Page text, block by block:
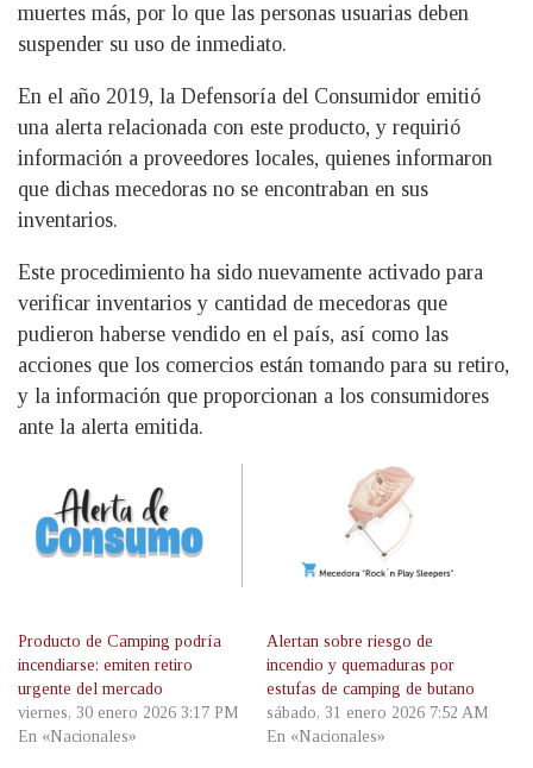
muertes más, por lo que las personas usuarias deben
suspender su uso de inmediato.
En el año 2019, la Defensoría del Consumidor emitió
una alerta relacionada con este producto, y requirió
información a proveedores locales, quienes informaron
que dichas mecedoras no se encontraban en sus
inventarios.
Este procedimiento ha sido nuevamente activado para
verificar inventarios y cantidad de mecedoras que
pudieron haberse vendido en el país, así como las
acciones que los comercios están tomando para su retiro,
y la información que proporcionan a los consumidores
ante la alerta emitida.
Producto de Camping podría
incendiarse: emiten retiro
urgente del mercado
viernes, 30 enero 2026 3:17 PM
En «Nacionales»
Alertan sobre riesgo de
incendio y quemaduras por
estufas de camping de butano
sábado, 31 enero 2026 7:52 AM
En «Nacionales»